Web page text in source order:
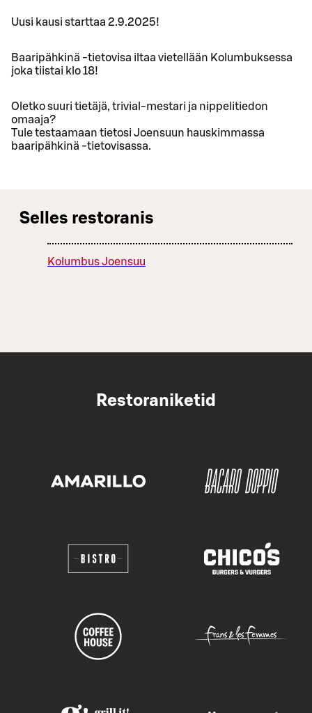
Uusi kausi starttaa 2.9.2025!
Baaripähkinä -tietovisa iltaa vietellään Kolumbuksessa
joka tiistai klo 18!
Oletko suuri tietäjä, trivial-mestari ja nippelitiedon
omaaja?
Tule testaamaan tietosi Joensuun hauskimmassa
baaripähkinä -tietovisassa.
Selles restoranis
Kolumbus Joensuu
Restoraniketid